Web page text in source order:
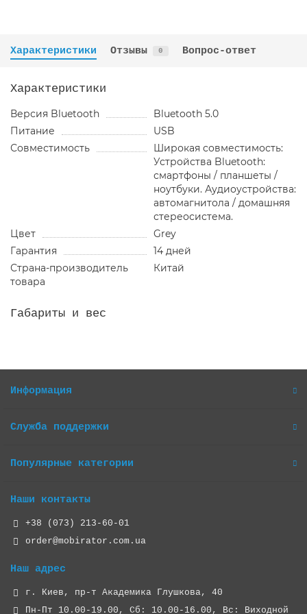
Характеристики Отзывы 0 Вопрос-ответ
Характеристики
Версия Bluetooth
Bluetooth 5.0
Питание
USB
Совместимость
Широкая совместимость:
Устройства Bluetooth:
смартфоны / планшеты /
ноутбуки. Аудиоустройства:
автомагнитола / домашняя
стереосистема.
Цвет
Grey
Гарантия
14 дней
Страна-производитель
товара
Китай
Габариты и вес
Информация
Служба поддержки
Популярные категории
Наши контакты
+38 (073) 213-60-01
order@mobirator.com.ua
Наш адрес
г. Киев, пр-т Академика Глушкова, 40
Пн-Пт 10.00-19.00, Cб: 10.00-16.00, Вс: Виходной